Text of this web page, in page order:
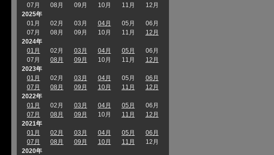
07月
08月 09月 10月 11月
12月
2025年
01月
02月 03月 04月 05月
06月
07月
08月 09月 10月 11月
12月
2024年
01月
02月 03月 04月 05月
06月
07月
08月 09月 10月 11月
12月
2023年
01月
02月 03月 04月 05月
06月
07月
08月 09月 10月 11月
12月
2022年
01月
02月 03月 04月 05月
06月
07月
08月 09月 10月 11月
12月
2021年
01月
02月 03月 04月 05月
06月
07月
08月 09月 10月 11月
12月
2020年